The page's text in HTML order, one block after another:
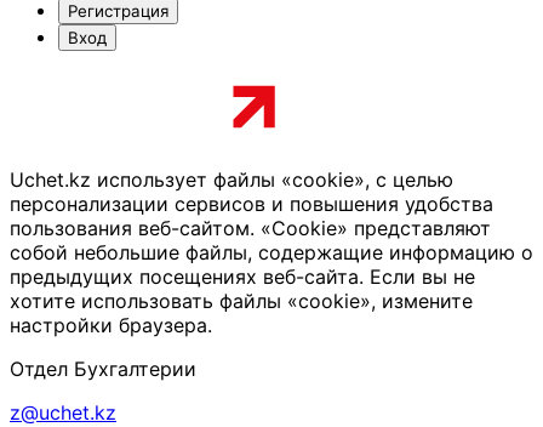
Регистрация
Вход
Uchet.kz использует файлы «cookie», с целью
персонализации сервисов и повышения удобства
пользования веб-сайтом. «Cookie» представляют
собой небольшие файлы, содержащие информацию о
предыдущих посещениях веб-сайта. Если вы не
хотите использовать файлы «cookie», измените
настройки браузера.
Отдел Бухгалтерии
z@uchet.kz